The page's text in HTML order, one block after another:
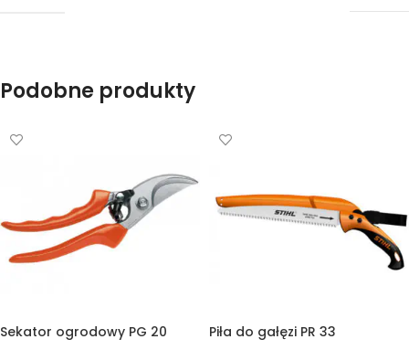
Podobne produkty
Sekator ogrodowy PG 20 Piła do gałęzi PR 33